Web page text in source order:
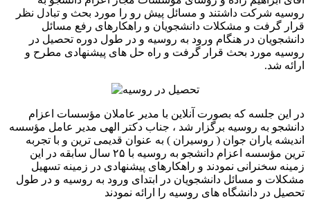
روسیه شرکت داشتند و مسائل پیش رو را مورد بحث و تبادل نظر
قرار گرفت و مشکلات دانشجویان و راهکارهای رفع مسائل
دانشجویان در هنگام ورود به روسیه و در طول دوره تحصیل در
روسیه مورد بحث قرار گرفت و راه حل های پیشنهادی مطرح و
ارائه شد.
در این جلسه که بصورت آنلاین با مدیر عاملان مؤسسات اعزام
دانشجو به روسیه برگزار شد ، جناب دکتر الهی مدیر عامل مؤسسه
اندیشه یاران جوان ( روسیران ) به عنوان قدیمی ترین و با تجربه
ترین مؤسسه اعزام دانشجو به روسیه با ۲۵ سال سابقه در این
زمینه سخنرانی نمودند و راهکارهای پیشنهادی در زمینه تسهیل
مشکلات و مسائل دانشجویان در ابتدای ورود به روسیه و در طول
تحصیل در دانشگاه های روسیه را ارائه نمودند